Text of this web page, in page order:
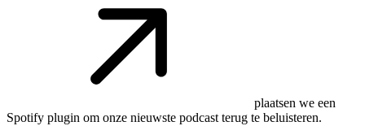
plaatsen we een
Spotify plugin om onze nieuwste podcast terug te beluisteren.